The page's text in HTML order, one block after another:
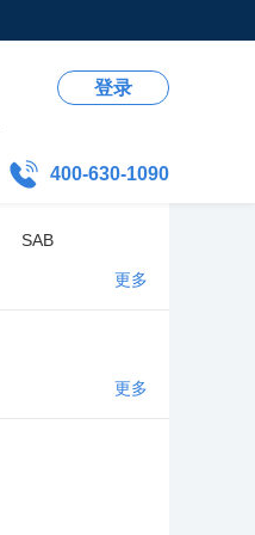
登录
400-630-1090
SAB
更多
更多